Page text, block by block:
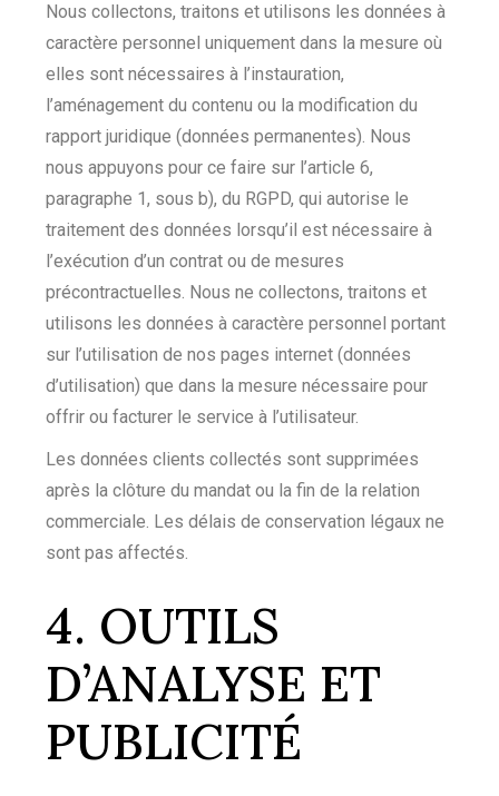
Nous collectons, traitons et utilisons les données à
caractère personnel uniquement dans la mesure où
elles sont nécessaires à l’instauration,
l’aménagement du contenu ou la modification du
rapport juridique (données permanentes). Nous
nous appuyons pour ce faire sur l’article 6,
paragraphe 1, sous b), du RGPD, qui autorise le
traitement des données lorsqu’il est nécessaire à
l’exécution d’un contrat ou de mesures
précontractuelles. Nous ne collectons, traitons et
utilisons les données à caractère personnel portant
sur l’utilisation de nos pages internet (données
d’utilisation) que dans la mesure nécessaire pour
offrir ou facturer le service à l’utilisateur.
Les données clients collectés sont supprimées
après la clôture du mandat ou la fin de la relation
commerciale. Les délais de conservation légaux ne
sont pas affectés.
4. OUTILS
D’ANALYSE ET
PUBLICITÉ